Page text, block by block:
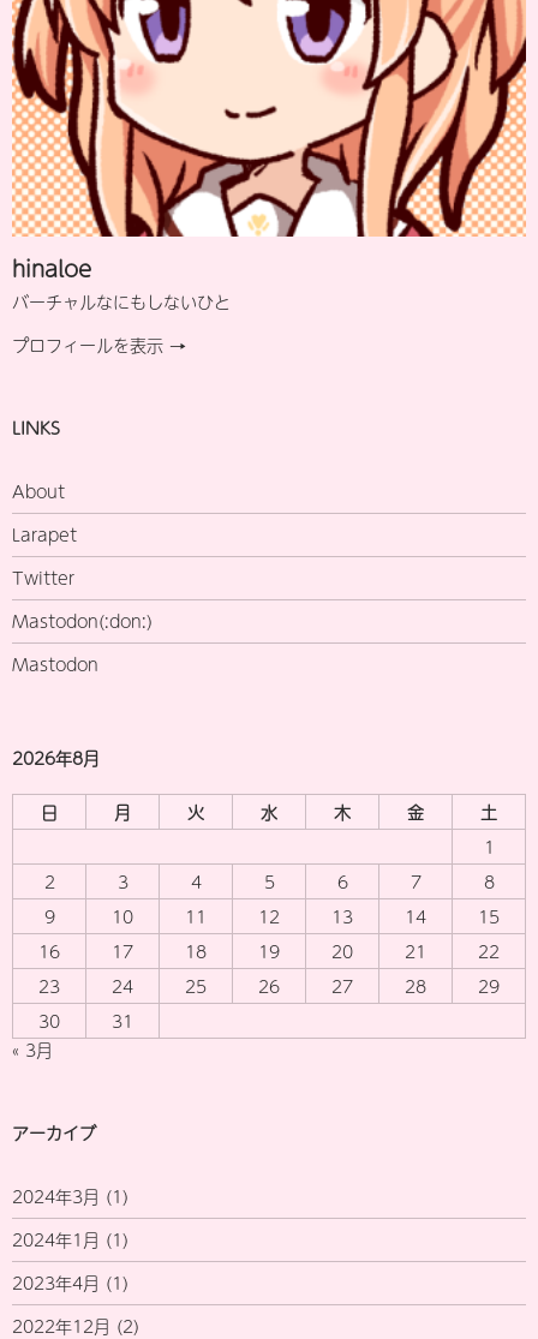
hinaloe
バーチャルなにもしないひと
プロフィールを表示 →
LINKS
About
Larapet
Twitter
Mastodon(:don:)
Mastodon
2026年8月
日 月 火 水 木 金
土
1
2
3 4 5 6 7
8
9
10 11 12 13 14
15
16
17 18 19 20 21
22
23
24 25 26 27 28
29
30
31
« 3月
アーカイブ
2024年3月 (1)
2024年1月 (1)
2023年4月 (1)
2022年12月 (2)